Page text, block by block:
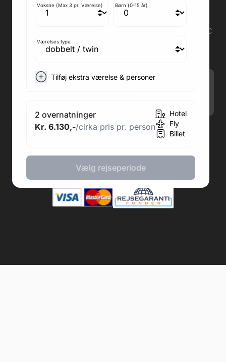
Voksne (Max 3 pr. Værelse) Børn (0-15 år)
Værelses type
Tilføj ekstra værelse & personer
2 overnatninger
Kr. 6.130,-/cirka pris pr. person
Hotel
Fly
Billet
Vælg rejseperiode
2860 Søborg
Medlem af rejsegarantifonden: 3350
Adresse kontor: Fodboldpakker ApS Rosendal 1C
2860 Søborg
CVR: 41967218